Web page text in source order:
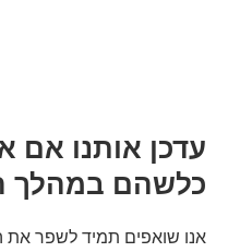
עדכן אותנו אם
כלשהם במהלך
אנו שואפים תמיד לשפר את